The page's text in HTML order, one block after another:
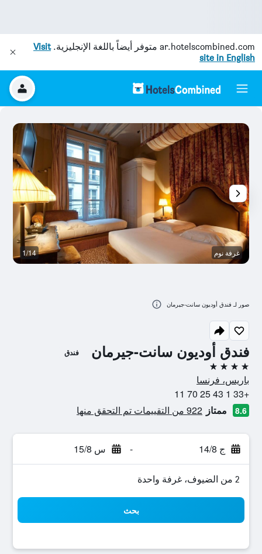
ar.hotelscombined.com متوفر أيضاً باللغة الإنجليزية.Visit
site in English
فندق أوديون سانت-جيرمان فندق
4 نجوم
باريس، فرنسا
+33 1 43 25 70 11
8.6 ممتاز 922 من التقييمات تم التحقق منها
ج 14/8 - س 15/8
2 من الضيوف، غرفة واحدة
بحث
غرفة نوم 1/14
صور لـ فندق أوديون سانت-جيرمان